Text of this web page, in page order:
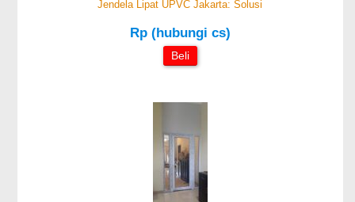
Jendela Lipat UPVC Jakarta: Solusi
Rp (hubungi cs)
Beli